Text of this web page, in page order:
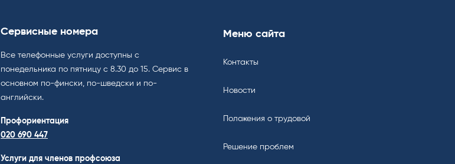
Сервисные номера
Все телефонные услуги доступны с
понедельника по пятницу с 8.30 до 15. Cервис в
основном по-фински, по-шведски и по-
английски.
Профориентация
020 690 447
Услуги для членов профсоюза
Меню сайта
Контакты
Новости
Положения о трудовой
Решение проблем